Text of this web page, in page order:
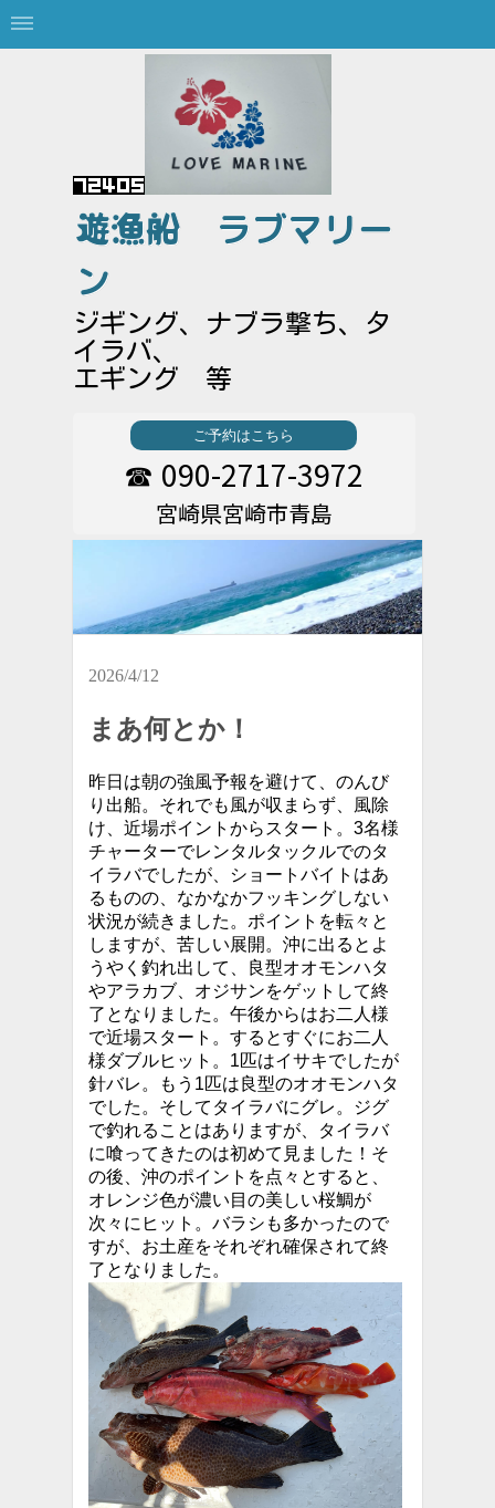
遊漁船
ラブマリー
ン
ジギング、ナブラ撃ち、タ
イラバ、
エギング 等
ご予約はこちら
☎ 090-2717-3972
宮崎県宮崎市青島
2026/4/12
まあ何とか！
昨日は朝の強風予報を避けて、のんび
り出船。それでも風が収まらず、風除
け、近場ポイントからスタート。3名様
チャーターでレンタルタックルでのタ
イラバでしたが、ショートバイトはあ
るものの、なかなかフッキングしない
状況が続きました。ポイントを転々と
しますが、苦しい展開。沖に出るとよ
うやく釣れ出して、良型オオモンハタ
やアラカブ、オジサンをゲットして終
了となりました。午後からはお二人様
で近場スタート。するとすぐにお二人
様ダブルヒット。1匹はイサキでしたが
針バレ。もう1匹は良型のオオモンハタ
でした。そしてタイラバにグレ。ジグ
で釣れることはありますが、タイラバ
に喰ってきたのは初めて見ました！そ
の後、沖のポイントを点々とすると、
オレンジ色が濃い目の美しい桜鯛が
次々にヒット。バラシも多かったので
すが、お土産をそれぞれ確保されて終
了となりました。